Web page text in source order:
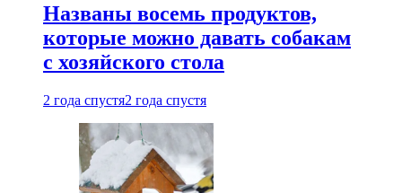
Названы восемь продуктов,
которые можно давать собакам
с хозяйского стола
2 года спустя2 года спустя